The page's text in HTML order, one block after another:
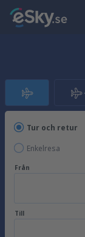
Tur och retur
Enkelresa
Från
Till